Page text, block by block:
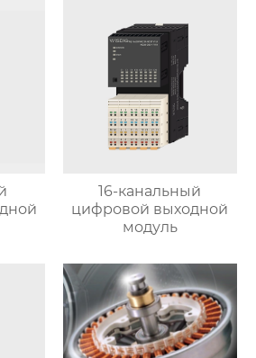
16-канальный
цифровой выходной
модуль